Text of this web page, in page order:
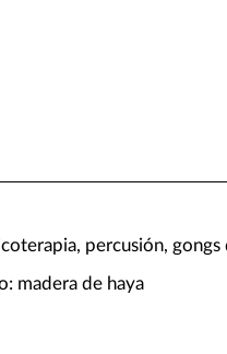
percusión, gongs
madera de haya